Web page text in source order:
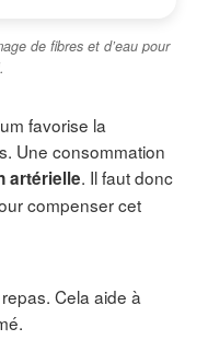
de fibres et d’eau pour
favorise la
Une consommation
artérielle. Il faut donc
compenser cet
Cela aide à